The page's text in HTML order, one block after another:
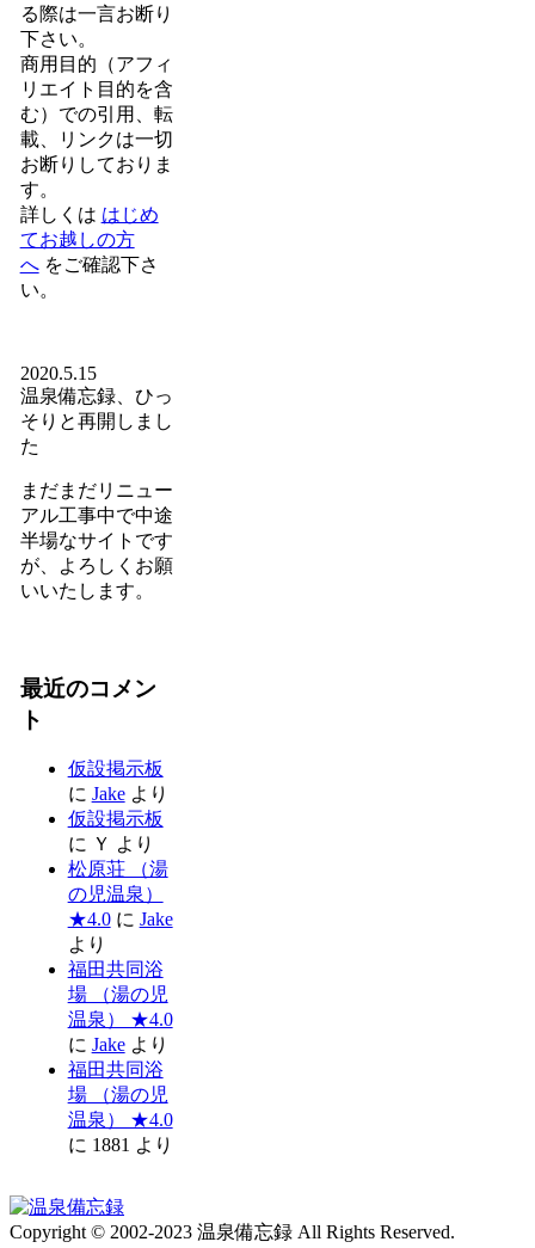
る際は一言お断り
下さい。
商用目的（アフィ
リエイト目的を含
む）での引用、転
載、リンクは一切
お断りしておりま
す。
詳しくは はじめ
てお越しの方
へをご確認下さ
い。
2020.5.15
温泉備忘録、ひっ
そりと再開しまし
た
まだまだリニュー
アル工事中で中途
半場なサイトです
が、よろしくお願
いいたします。
最近のコメン
ト
仮設掲示板
に Jakeより
仮設掲示板
に Ｙ より
松原荘 （湯
の児温泉）
★4.0に Jake
より
福田共同浴
場 （湯の児
温泉） ★4.0
に Jakeより
福田共同浴
場 （湯の児
温泉） ★4.0
に 1881 より
Copyright © 2002-2023 温泉備忘録 All Rights Reserved.